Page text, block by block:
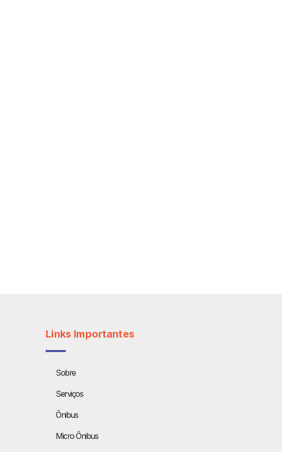
Links Importantes
Sobre
Serviços
Ônibus
Micro Ônibus